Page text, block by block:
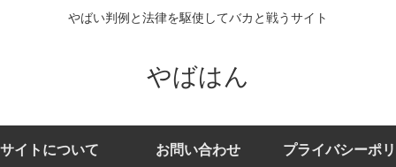
やばい判例と法律を駆使してバカと戦うサイト
やばはん
イトについて お問い合わせ プライバシーポ